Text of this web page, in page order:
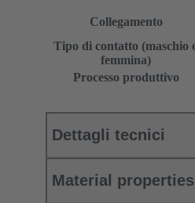
Collegamento
Tipo di contatto (maschio
femmina)
Processo produttivo
Dettagli tecnici
Material properties